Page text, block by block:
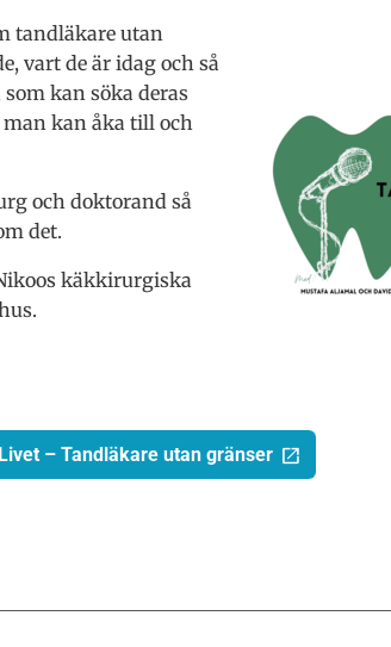
tandläkare utan
vart de är idag och så
kan söka deras
kan åka till och
och doktorand så
det.
käkkirurgiska
– Tandläkare utan gränser